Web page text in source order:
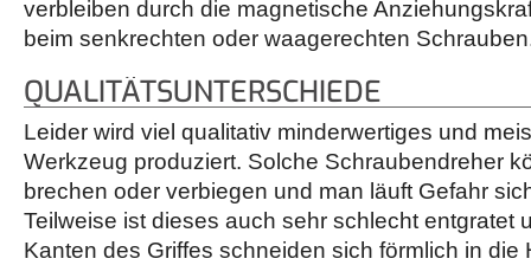
verbleiben durch die magnetische
beim senkrechten oder waagerechten
QUALITÄTSUNTERSCHIEDE
Leider wird viel qualitativ minderwertiges und
Werkzeug produziert. Solche Schraubendreher
brechen oder verbiegen und man läuft Gefahr
Teilweise ist dieses auch sehr schlecht entgratet
Kanten des Griffes schneiden sich förmlich in die